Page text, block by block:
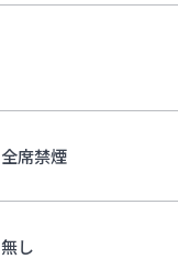
全席禁煙
無し